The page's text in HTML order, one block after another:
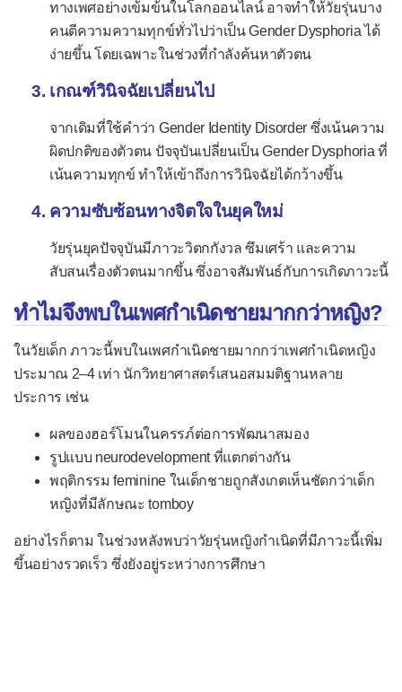
อย่างไร? เข้าใจระบบกำจัดของเสีย
ของสมองและวิธีนอนให้หลับลึก
ตรวจพบสารบ่งชี้โรคอัลไซเมอร์
ต้องเตรียมวางแผนสังคม การเงิน
กฎหมาย และชีวิตอย่างไร?
ตรวจสุขภาพแบบไม่ต้องอดอาหาร
สะดวกแต่ขาดข้อมูลสำคัญ 3 ตัว |
น้ำตาลเฉลี่ย (HbA1c) จำเป็นต้อง
ตรวจไหมในการตรวจสุขภาพครั้ง
ของตัวเอง ดีกว่าซื้อแพ็กเกจตรวจ
สุขภาพทั้งชุด
Pre-diabetes (ภาวะก่อนเบาหวาน)
คืออะไร เกิดแล้วแก้ได้ไหม
ทางเพศอย่างเข้มข้นในโลกออนไลน์ อาจทำให้วัยรุ่นบาง
คนตีความความทุกข์ทั่วไปว่าเป็น Gender Dysphoria ได้
ง่ายขึ้น โดยเฉพาะในช่วงที่กำลังค้นหาตัวตน
เกณฑ์วินิจฉัยเปลี่ยนไป
จากเดิมที่ใช้คำว่า Gender Identity Disorder ซึ่งเน้นความ
ผิดปกติของตัวตน ปัจจุบันเปลี่ยนเป็น Gender Dysphoria ที่
เน้นความทุกข์ ทำให้เข้าถึงการวินิจฉัยได้กว้างขึ้น
ความซับซ้อนทางจิตใจในยุคใหม่
วัยรุ่นยุคปัจจุบันมีภาวะวิตกกังวล ซึมเศร้า และความ
สับสนเรื่องตัวตนมากขึ้น ซึ่งอาจสัมพันธ์กับการเกิดภาวะนี้
ทำไมจึงพบในเพศกำเนิดชายมากกว่าหญิง?
ในวัยเด็ก ภาวะนี้พบในเพศกำเนิดชายมากกว่าเพศกำเนิดหญิง
ประมาณ 2–4 เท่า นักวิทยาศาสตร์เสนอสมมติฐานหลาย
ประการ เช่น
ผลของฮอร์โมนในครรภ์ต่อการพัฒนาสมอง
รูปแบบ neurodevelopment ที่แตกต่างกัน
พฤติกรรม feminine ในเด็กชายถูกสังเกตเห็นชัดกว่าเด็ก
หญิงที่มีลักษณะ tomboy
อย่างไรก็ตาม ในช่วงหลังพบว่าวัยรุ่นหญิงกำเนิดที่มีภาวะนี้เพิ่ม
ขึ้นอย่างรวดเร็ว ซึ่งยังอยู่ระหว่างการศึกษา